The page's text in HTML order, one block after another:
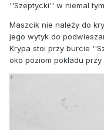
''Szeptycki'' w niemal
Maszcik nie należy do
jego wytyk do
Krypa stoi przy burcie
oko poziom pokładu